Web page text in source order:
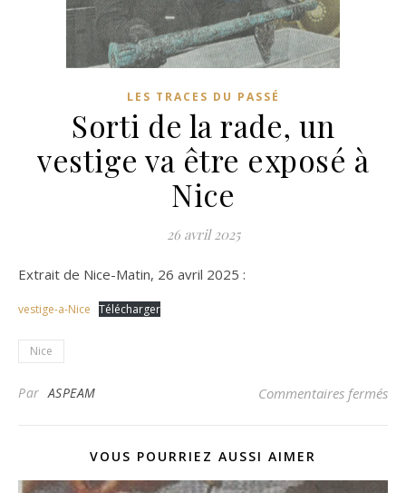
LES TRACES DU PASSÉ
Sorti de la rade, un
vestige va être exposé à
Nice
26 avril 2025
Extrait de Nice-Matin, 26 avril 2025 :
vestige-a-Nice Télécharger
Nice
ParASPEAM Commentaires fermés
VOUS POURRIEZ AUSSI AIMER